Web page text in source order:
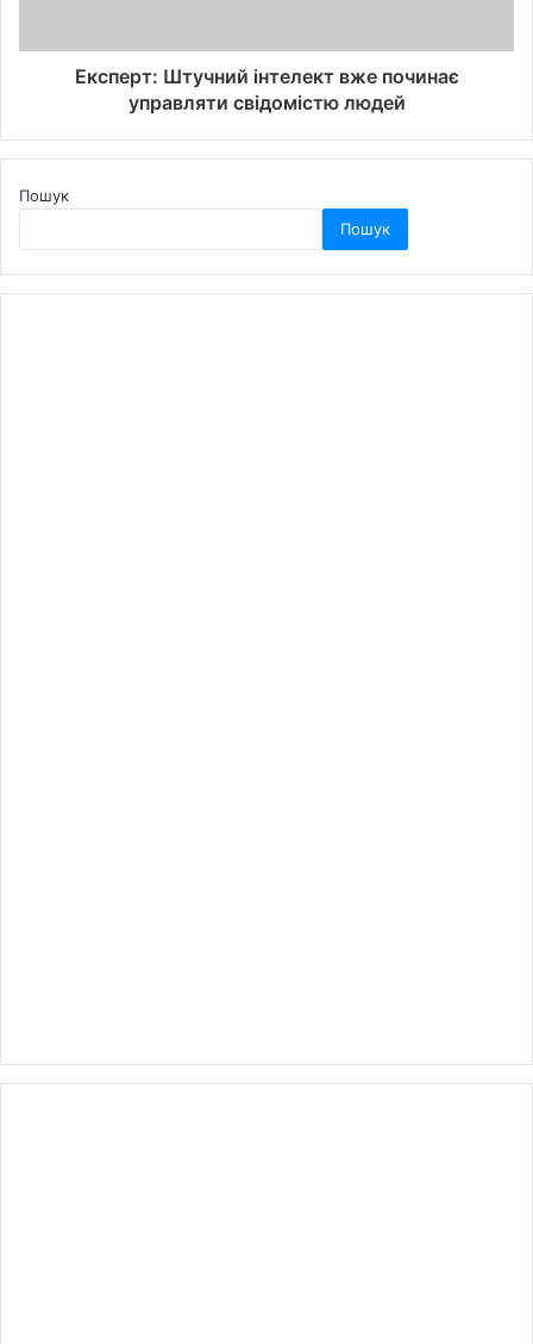
Експерт: Штучний інтелект вже починає
управляти свідомістю людей
Пошук
Пошук